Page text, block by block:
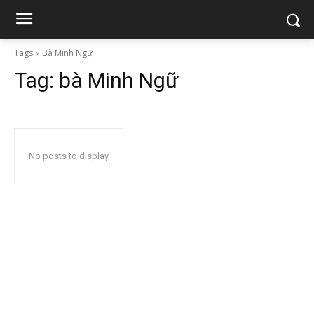
Tags Bà Minh Ngữ
Tag: bà Minh Ngữ
No posts to display